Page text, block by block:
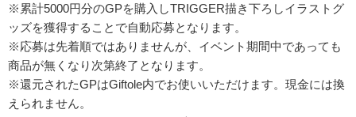
※累計5000円分のGPを購入しTRIGGER描き下ろしイラストグ
ッズを獲得することで自動応募となります。
※応募は先着順ではありませんが、イベント期間中であっても
商品が無くなり次第終了となります。
※還元されたGPはGiftole内でお使いいただけます。現金には換
えられません。